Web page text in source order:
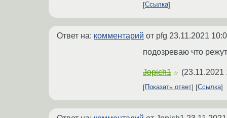
Ссылка
Ответ на: комментарий от pfg 23.11.2021
подозреваю что
Jopich1 ☆ (23.11.2021
Показать ответ Ссылка